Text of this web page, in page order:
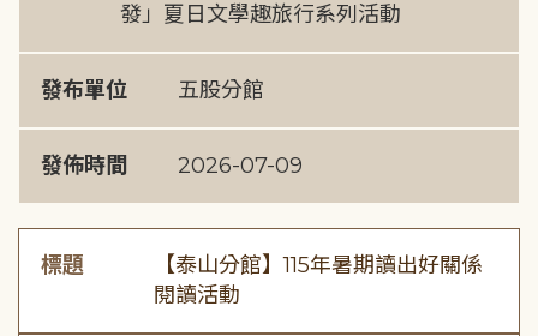
發」夏日文學趣旅行系列活動
發布單位 五股分館
發佈時間 2026-07-09
標題
【泰山分館】115年暑期讀出好關係
閱讀活動